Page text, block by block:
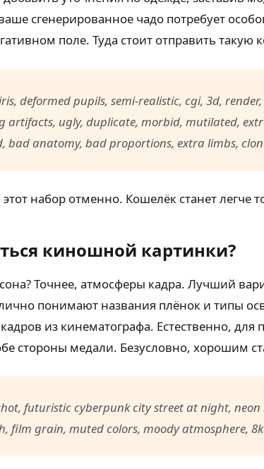
сгенерированное чадо потребует
поле. Туда стоит отправить такую
deformed pupils, semi-realistic, cgi, 3d,
artifacts, ugly, duplicate, morbid, mutilated,
bad anatomy, bad proportions, extra limbs,
этот набор отменно. Кошелёк станет легче
киношной картинки?
Точнее, атмосферы кадра. Лучший
понимают названия плёнок и типы
из кинематографа. Естественно, для
стороны медали. Безусловно, хорошим
futuristic cyberpunk city street at night,
film grain, muted colors, moody atmosphere,